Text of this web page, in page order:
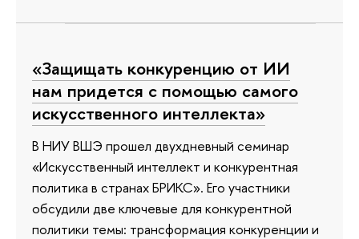
«Защищать конкуренцию от ИИ
нам придется с помощью самого
искусственного интеллекта»
В НИУ ВШЭ прошел двухдневный семинар
«Искусственный интеллект и конкурентная
политика в странах БРИКС». Его участники
обсудили две ключевые для конкурентной
политики темы: трансформация конкуренции и